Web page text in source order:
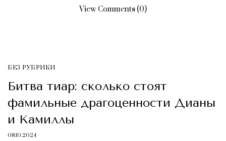
View Comments (0)
БЕЗ РУБРИКИ
Битва тиар: сколько стоят
фамильные драгоценности Дианы
и Камиллы
08.10.2024